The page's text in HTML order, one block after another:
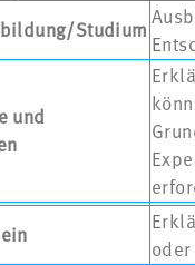
Studium
und